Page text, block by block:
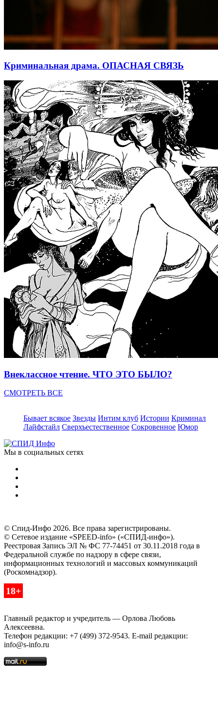
Криминальная драма. ОПАСНАЯ СВЯЗЬ
Внеклассное чтение. ЧТО ЭТО БЫЛО?
СМОТРЕТЬ ВСЕ
Бывает всякое Звезды Интим клуб Истории Криминал
Лайфстайл Сверхъестественное Сокровенное Юмор
Мы в социальных сетях
© Спид-Инфо 2026. Все права зарегистрированы.
© Сетевое издание «SPEED-info» («СПИД-инфо»).
Реестровая Запись ЭЛ № ФС 77-74451 от 30.11.2018 года в
Федеральной службе по надзору в сфере связи,
информационных технологий и массовых коммуникаций
(Роскомнадзор).
18+
Главный редактор и учредитель — Орлова Любовь
Алексеевна.
Телефон редакции: +7 (499) 372-9543. E-mail редакции:
info@s-info.ru